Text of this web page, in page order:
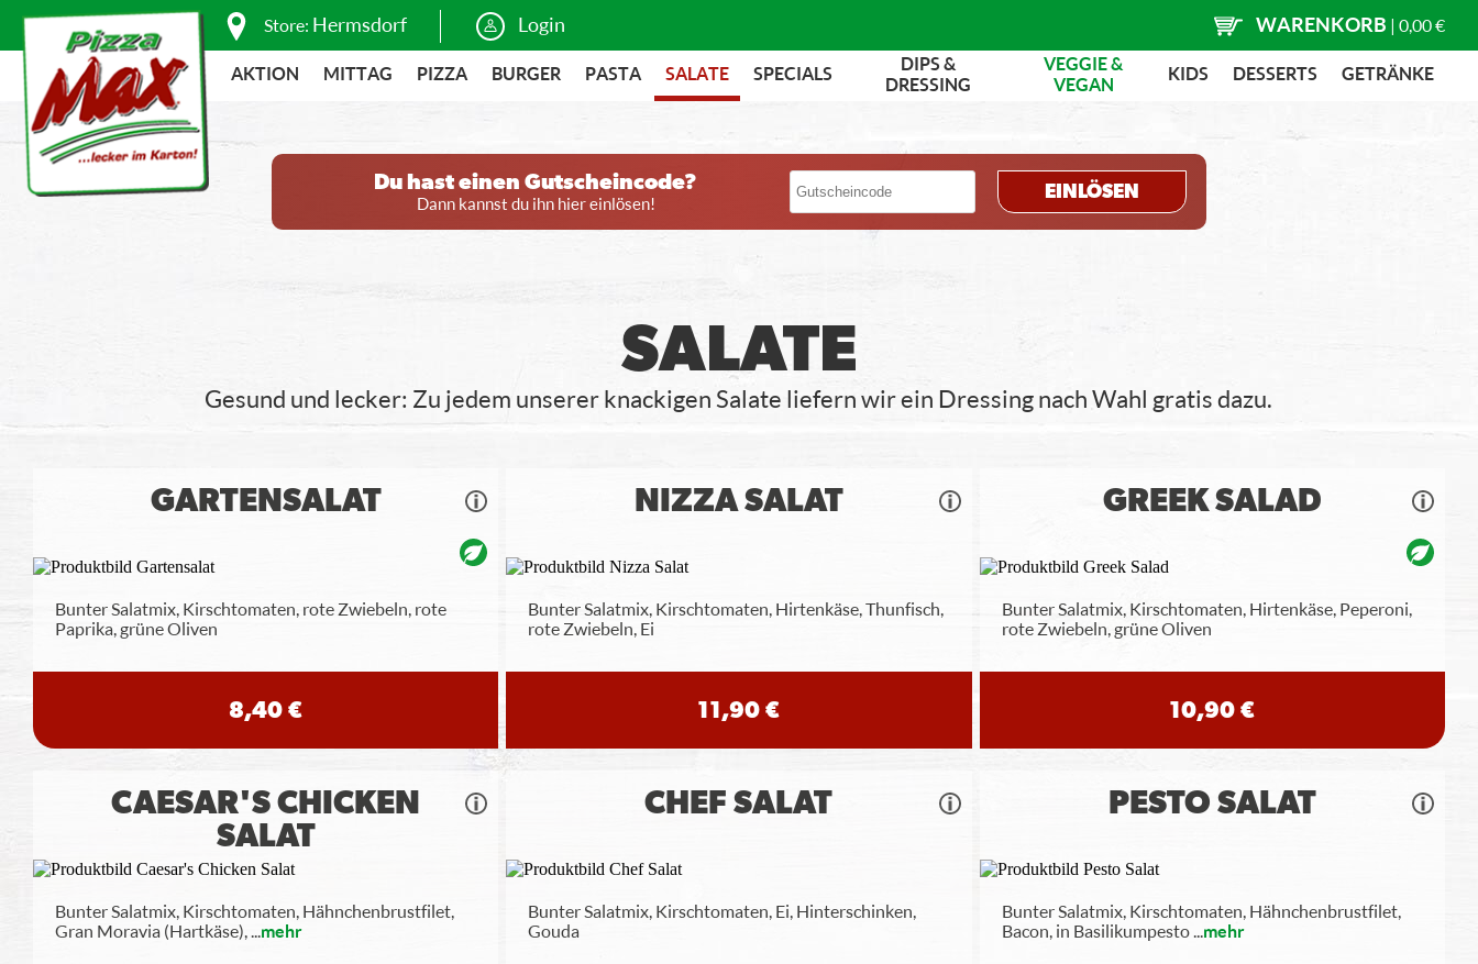
Store: Hermsdorf Login WARENKORB | 0,00 €
AKTION MITTAG PIZZA BURGER PASTA SALATE SPECIALS
DIPS &
DRESSING
VEGGIE &
VEGAN
KIDS DESSERTS GETRÄNKE
Du hast einen Gutscheincode?
Dann kannst du ihn hier einlösen!
EINLÖSEN
SALATE
Gesund und lecker: Zu jedem unserer knackigen Salate liefern wir ein Dressing nach Wahl gratis dazu.
GARTENSALAT
Bunter Salatmix, Kirschtomaten, rote Zwiebeln, rote
Paprika, grüne Oliven
8,40 €
NIZZA SALAT
Bunter Salatmix, Kirschtomaten, Hirtenkäse, Thunfisch,
rote Zwiebeln, Ei
11,90 €
GREEK SALAD
Bunter Salatmix, Kirschtomaten, Hirtenkäse, Peperoni,
rote Zwiebeln, grüne Oliven
10,90 €
CAESAR'S CHICKEN
SALAT
Bunter Salatmix, Kirschtomaten, Hähnchenbrustfilet,
Gran Moravia (Hartkäse),...mehr
CHEF SALAT
Bunter Salatmix, Kirschtomaten, Ei, Hinterschinken,
Gouda
PESTO SALAT
Bunter Salatmix, Kirschtomaten, Hähnchenbrustfilet,
Bacon, in Basilikumpesto...mehr